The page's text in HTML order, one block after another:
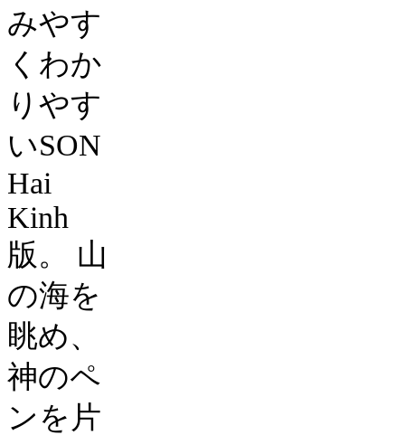
みやす
くわか
りやす
いSON
Hai
Kinh
版。
山
の海を
眺め、
神のペ
ンを片